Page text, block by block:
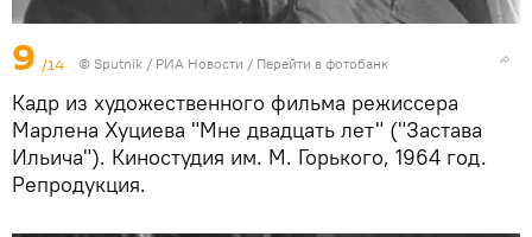
9 /14 © Sputnik / РИА Новости / Перейти в фотобанк
Кадр из художественного фильма режиссера
Марлена Хуциева "Мне двадцать лет" ("Застава
Ильича"). Киностудия им. М. Горького, 1964 год.
Репродукция.